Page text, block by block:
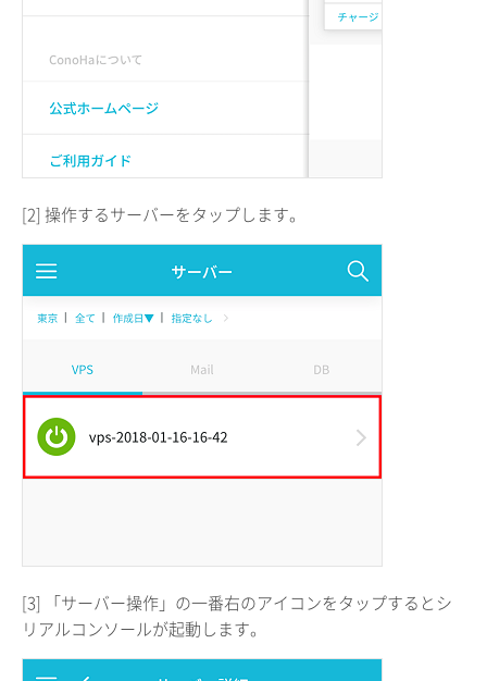
[2] 操作するサーバーをタップします。
[3] 「サーバー操作」の一番右のアイコンをタップするとシ
リアルコンソールが起動します。